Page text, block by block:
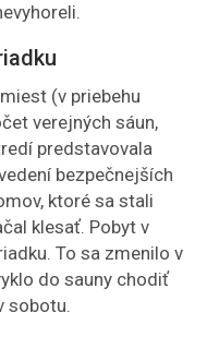
(v priebehu
verejných sáun,
predstavovala
bezpečnejších
ktoré sa stali
klesať. Pobyt v
To sa zmenilo v
do sauny chodiť
sobotu.